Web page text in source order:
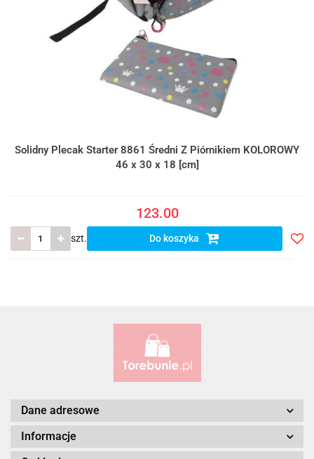
Solidny Plecak Starter 8861 Średni Z Piórnikiem KOLOROWY
46 x 30 x 18 [cm]
123.00
szt. Do koszyka
Dane adresowe
Informacje